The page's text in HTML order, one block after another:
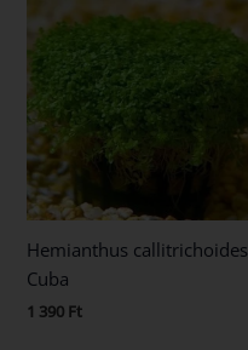
Hemianthus callitrichoides
Cuba
1 390 Ft